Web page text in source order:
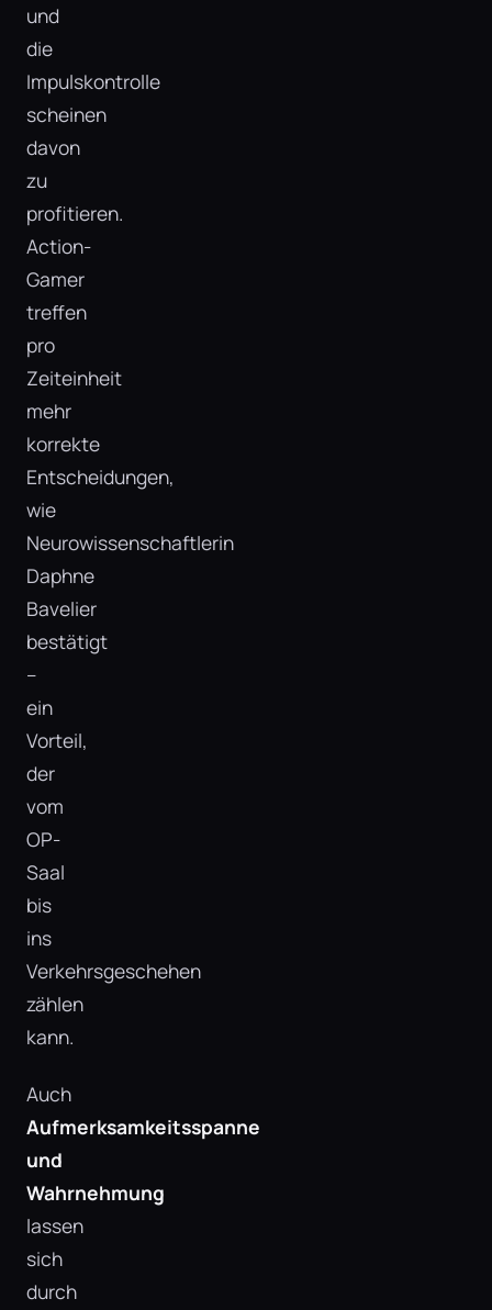
und
die
Impulskontrolle
scheinen
davon
zu
profitieren.
Action-
Gamer
treffen
pro
Zeiteinheit
mehr
korrekte
Entscheidungen,
wie
Neurowissenschaftlerin
Daphne
Bavelier
bestätigt
–
ein
Vorteil,
der
vom
OP-
Saal
bis
ins
Verkehrsgeschehen
zählen
kann.
Auch
Aufmerksamkeitsspanne
und
Wahrnehmung
lassen
sich
durch